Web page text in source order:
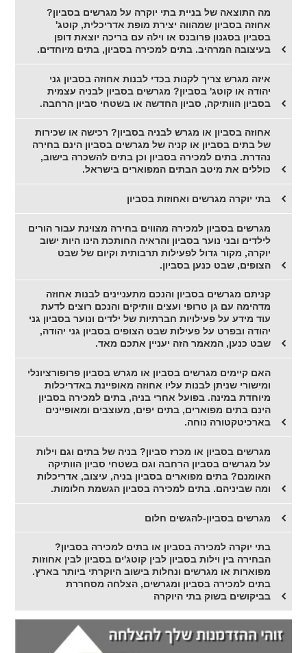
מה התוצאה של בניית בתי יוקרה על מגרשים בסביון?
אחוזה בסביון שמהווה יצירת מופת אדריכלית, קוטג'
בסביון בסגנון פרובנס או וילה עם בריכה יוצאת דופן
בעיצובה המרהיב. בתים למכירה בסביון, בתים מיוחדים.
איזה מגרש צריך לקנות בכדי לבנות אחוזה בסביון גני
יהודה או קוטג' בסביון? מגרשים בסביון לבניה עצמית
בסביון הוותיקה, סביון החדשה או בשטחי סביון הרחבה.
אחוזה בסביון או מגרש לבניה בסביון? רכישה או שכירות
של בתים בסביון או קניה של מגרשים בסביון הינם בחירה
נהדרת. בתים למכירה בסביון וכן בתים להשכרה בישוב,
כוללים את מיטב הבתים המפוארים בישראל.
בתי יוקרה מגרשים ואחוזות בסביון
מגרשים בסביון למכירה מהווים בחירה מצוינת עבור הורים
לילדים ובני נוער בסביון והראיה החותכת הינו היות ישוב
יוקרה, מקור גדול לפעילות תרבותית וקיום של שבט
הצופים, שבט כנען בסביון.
קניתם מגרשים בסביון והנכם מתעניינים לבנות אחוזה
מדהימה עם גן טרופי ועצים וותיקים והנכם רוצים לדעת
עוד מידע על פעילויות חברתיות של ילדים ונוער בסביון גני
יהודה ובפרט על פעילות שבט הצופים בסביון גני יהודה,
שבט כנען, המאמר הזה יעניין אתכם מאד.
האם קיימים מגרשים בסביון או מגרש בסביון פרופורציונלי
ומישורי שניתן לבנות עליו אחוזה מאופיינת באדריכלות
מיוחדת במינה. בפועל אחרי בניה, בתים למכירה בסביון
הינם בתים מפוארים, בתים יפים, מעוצבים ומאופיינים
בארכיטקטורה נוחה.
מגרשים בסביון או מכרז סביון? בניה של בתים וגם וילות
על מגרשים בסביון הרחבה וגם בשטחי סביון הוותיקה
האומנם? בתים מפוארים בסביון בניה, עיצוב, אדריכלות
ומה שביניהם. בתים למכירה בסביון הגשמת חלומות.
מגרשים בסביון-להגשים חלום
בתי יוקרה למכירה בסביון או בתים למכירה בסביון?
הבחירה בין וילות בסביון לבין קוטג'ים בסביון לבין אחוזות
מפוארות או מגרשים ונחלות בישוב היוקרתי ביותר בארץ.
בתים למכירה בסביון ומגרשים, הצלחה מסחררת
בביקושים בשוק בתי היוקרה